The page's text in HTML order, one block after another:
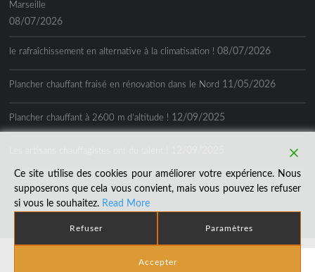
Marseille
08/07/2026
le rafraîchissement en alternative à la climatisation ! 08/07/2026
Plancher chauffant fraisé en rénovation dans le Nord 11/05/2026
Plancher chauffant à 2600 m d’altitude ! 12/09/2025
Ce site utilise des cookies pour améliorer votre expérience. Nous
supposerons que cela vous convient, mais vous pouvez les refuser
si vous le souhaitez. Read More
Refuser Paramètres
Accepter